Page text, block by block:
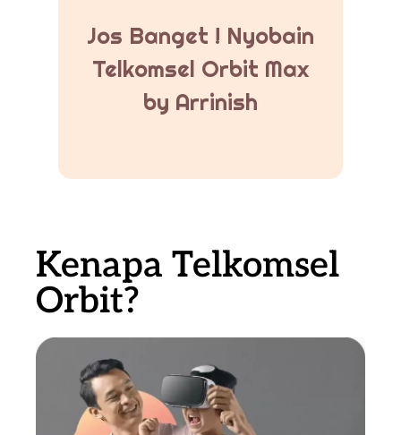
Jos Banget ! Nyobain
Telkomsel Orbit Max
by Arrinish
Kenapa Telkomsel
Orbit?